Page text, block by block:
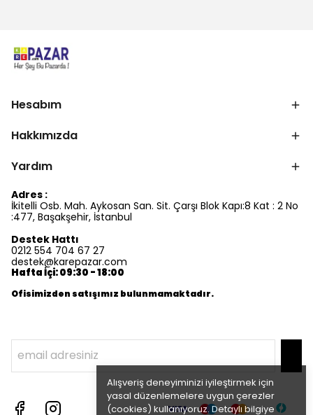
Alışveriş deneyiminizi iyileştirmek için
yasal düzenlemelere uygun çerezler
(cookies) kullanıyoruz. Detaylı bilgiye
Hesabım
Hakkımızda
Yardım
Adres :
İkitelli Osb. Mah. Aykosan San. Sit. Çarşı Blok Kapı:8 Kat : 2 No
:477, Başakşehir, İstanbul
Destek Hattı
0212 554 704 67 27
destek@karepazar.com
Hafta İçi: 09:30 - 18:00
Ofisimizden satışımız bulunmamaktadır.